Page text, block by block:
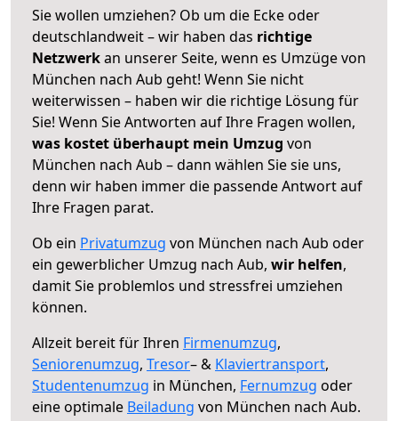
Sie wollen umziehen? Ob um die Ecke oder
deutschlandweit – wir haben das richtige
Netzwerkan unserer Seite, wenn es Umzüge von
München nach Aub geht! Wenn Sie nicht
weiterwissen – haben wir die richtige Lösung für
Sie! Wenn Sie Antworten auf Ihre Fragen wollen,
was kostet überhaupt mein Umzug von
München nach Aub – dann wählen Sie sie uns,
denn wir haben immer die passende Antwort auf
Ihre Fragen parat.
Ob ein Privatumzug von München nach Aub oder
ein gewerblicher Umzug nach Aub, wir helfen,
damit Sie problemlos und stressfrei umziehen
können.
Allzeit bereit für Ihren Firmenumzug,
Seniorenumzug, Tresor– & Klaviertransport,
Studentenumzug in München, Fernumzug oder
eine optimale Beiladung von München nach Aub.